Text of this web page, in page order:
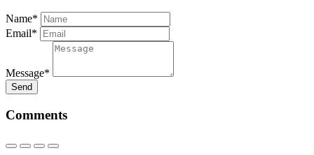
Name*
Email*
Message*
Send
Comments